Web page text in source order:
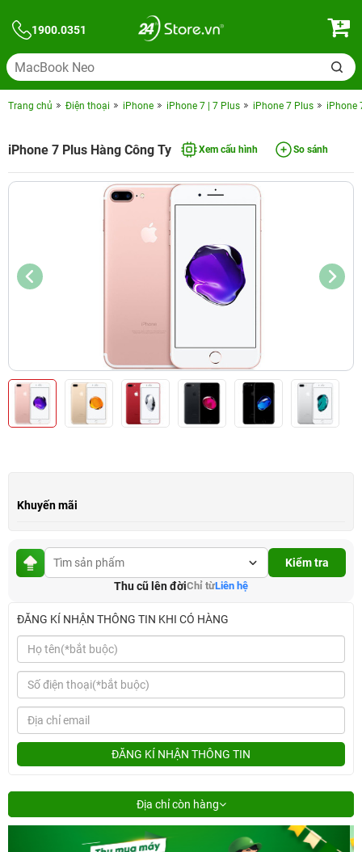
1900.0351
Trang chủ Điện thoại iPhone iPhone 7 | 7 Plus iPhone 7 Plus iPhone
iPhone 7 Plus Hàng Công Ty Xem cấu hình So sánh
Khuyến mãi
Kiểm tra
Thu cũ lên đờiChỉ từLiên hệ
ĐĂNG KÍ NHẬN THÔNG TIN KHI CÓ HÀNG
ĐĂNG KÍ NHẬN THÔNG TIN
Địa chỉ còn hàng